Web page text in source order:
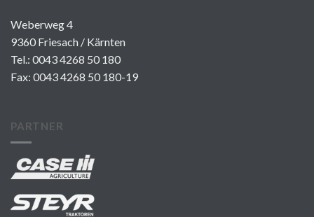
Weberweg 4
9360 Friesach / Kärnten
Tel.: 0043 4268 50 180
Fax: 0043 4268 50 180-19
PARTNER